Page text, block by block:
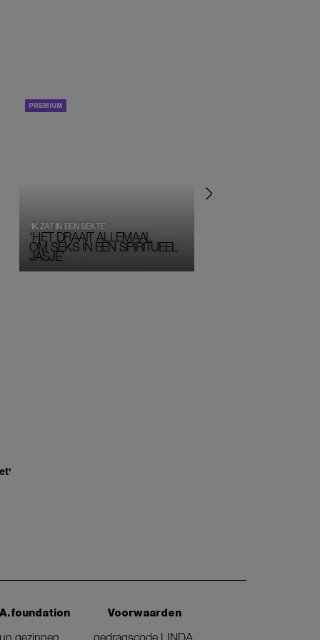
‘HET DRAAIT ALLEMAAL
OM SEKS IN EEN SPIRITUEEL
JASJE’
‘IK ZAT IN EEN SEKTE’
gezinnen
Voorwaarden
gedragscode LINDA.